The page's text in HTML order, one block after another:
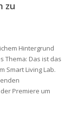
zu
Hintergrund
Thema: Das ist das
Smart Living Lab.
Premiere um